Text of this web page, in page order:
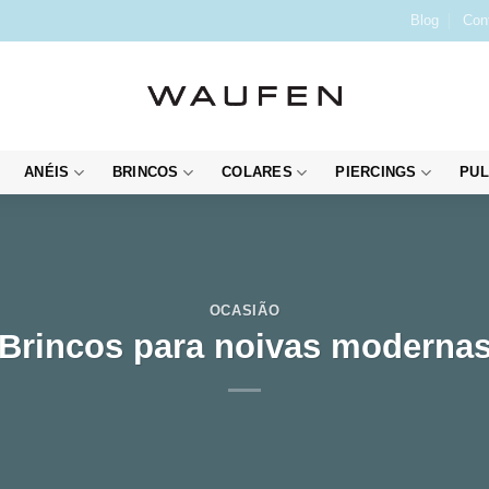
Blog
ANÉIS BRINCOS COLARES PIERCINGS
OCASIÃO
Brincos para noivas